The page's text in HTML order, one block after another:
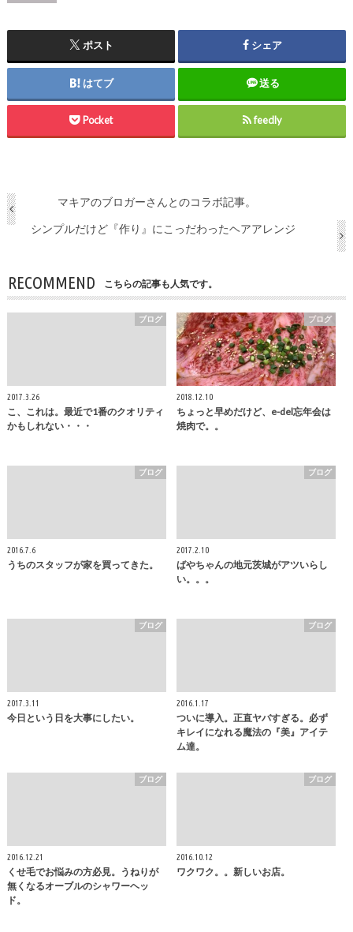
ポスト シェア
はてブ 送る
Pocket feedly
マキアのブロガーさんとのコラボ記事。
シンプルだけど『作り』にこっだわったヘアアレンジ
RECOMMEND こちらの記事も人気です。
ブログ
2017.3.26
こ、これは。最近で1番のクオリティ
かもしれない・・・
ブログ
2018.12.10
ちょっと早めだけど、e-del忘年会は
焼肉で。。
ブログ
2016.7.6
うちのスタッフが家を買ってきた。
ブログ
2017.2.10
ばやちゃんの地元茨城がアツいらし
い。。。
ブログ
2017.3.11
今日という日を大事にしたい。
ブログ
2016.1.17
ついに導入。正直ヤバすぎる。必ず
キレイになれる魔法の『美』アイテ
ム達。
ブログ
2016.12.21
くせ毛でお悩みの方必見。うねりが
無くなるオーブルのシャワーヘッ
ド。
ブログ
2016.10.12
ワクワク。。新しいお店。